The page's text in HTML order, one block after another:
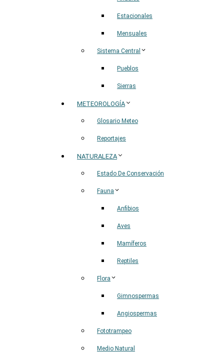
Estacionales
Mensuales
Sistema Central
Pueblos
Sierras
METEOROLOGÍA
Glosario Meteo
Reportajes
NATURALEZA
Estado De Conservación
Fauna
Anfibios
Aves
Mamíferos
Reptiles
Flora
Gimnospermas
Angiospermas
Fototrampeo
Medio Natural